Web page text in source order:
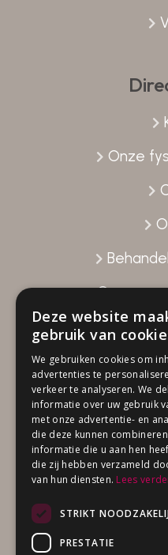
Onze
Privacy
Di 08.00
Deze website
gebruik van
We gebruiken cookies om
advertenties te
verkeer te analyseren. We
informatie over uw gebruik
met onze advertentie- en
die deze kunnen
informatie die u aan hen
die zij hebben verzameld
van hun diensten. Lees
STRIKT
PRESTATIE